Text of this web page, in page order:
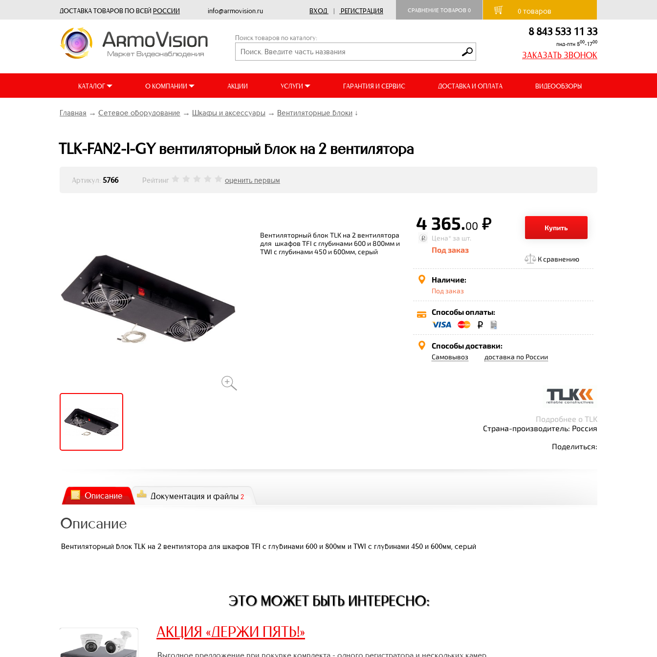
ДОСТАВКА ТОВАРОВ ПО ВСЕЙ РОССИИ info@armovision.ru ВХОД | РЕГИСТРАЦИЯ СРАВНЕНИЕ ТОВАРОВ 0 0товаров
Поиск товаров по каталогу: 8 843 533 11 33
пнд-птн 800-1700
ЗАКАЗАТЬ ЗВОНОК
КАТАЛОГ О КОМПАНИИ АКЦИИ УСЛУГИ ГАРАНТИЯ И СЕРВИС ДОСТАВКА И ОПЛАТА ВИДЕООБЗОРЫ
Главная → Сетевое оборудование → Шкафы и аксессуары → Вентиляторные блоки ↓
TLK-FAN2-I-GY вентиляторный блок на 2 вентилятора
Артикул: 5766 Рейтинг оценить первым
Вентиляторный блок TLK на 2 вентилятора
для шкафов TFI с глубинами 600 и 800мм и
TWI с глубинами 450 и 600мм, серый
4 365.00 р.
Купить
Цена* за шт.
Под заказ
К сравнению
Наличие:
Под заказ
Способы оплаты:
Способы доставки:
Самовывоз доставка по России
Подробнее о TLK
Страна-производитель: Россия
Поделиться:
Описание Документация и файлы 2
Описание
Вентиляторный блок TLK на 2 вентилятора для шкафов TFI с глубинами 600 и 800мм и TWI с глубинами 450 и 600мм, серый
ЭТО МОЖЕТ БЫТЬ ИНТЕРЕСНО:
АКЦИЯ «ДЕРЖИ ПЯТЬ!»
Выгодное предложение при покупке комплекта - одного регистратора и нескольких камер